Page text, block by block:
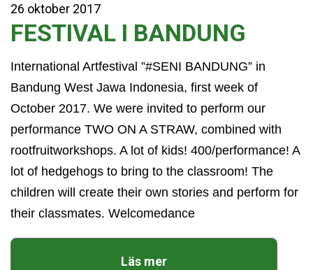
26 oktober 2017
FESTIVAL I BANDUNG
International Artfestival ”#SENI BANDUNG” in
Bandung West Jawa Indonesia, first week of
October 2017. We were invited to perform our
performance TWO ON A STRAW, combined with
rootfruitworkshops. A lot of kids! 400/performance! A
lot of hedgehogs to bring to the classroom! The
children will create their own stories and perform for
their classmates. Welcomedance
Läs mer